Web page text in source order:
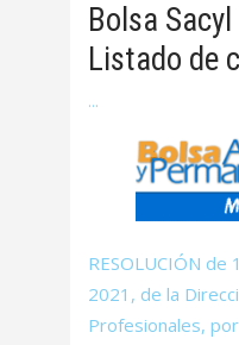
Bolsa
Listado de
RESOLUCIÓN
2021, de la
Profesionales,